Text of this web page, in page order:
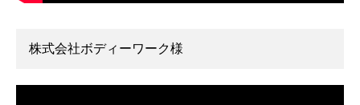
株式会社ボディーワーク様